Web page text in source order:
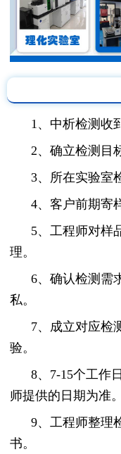
1、中析检测收
2、确立检测目
3、所在实验室
4、客户前期寄
5、工程师对样
理。
6、确认检测需
私。
7、成立对应检
验。
8、7-15个工作
师提供的日期为准。
9、工程师整理
书。